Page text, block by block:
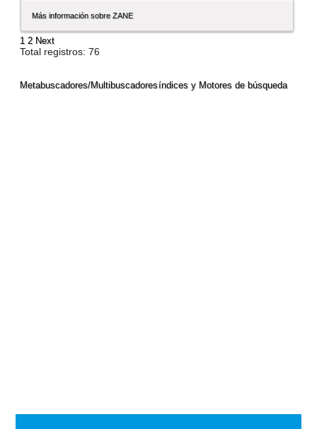
Más información sobre ZANE
1 2 Next
Total registros: 76
Metabuscadores/Multibuscadoresíndices y Motores de búsqueda